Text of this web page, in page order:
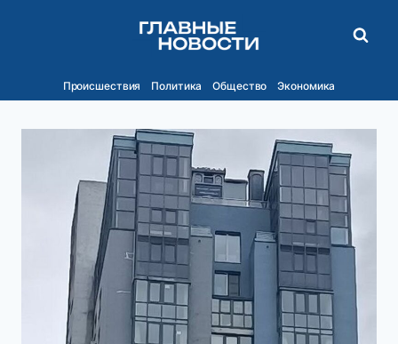
Происшествия Политика Общество Экономика